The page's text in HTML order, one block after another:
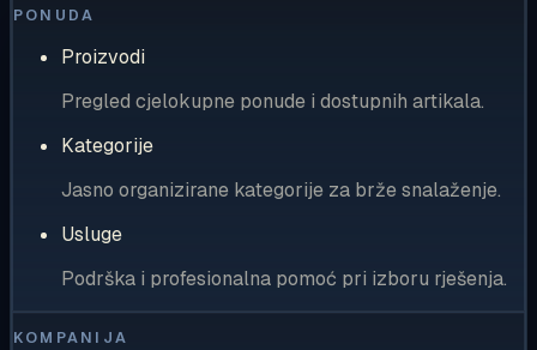
PONUDA
Proizvodi
Pregled cjelokupne ponude i dostupnih artikala.
Kategorije
Jasno organizirane kategorije za brže snalaženje.
Usluge
Podrška i profesionalna pomoć pri izboru rješenja.
KOMPANIJA